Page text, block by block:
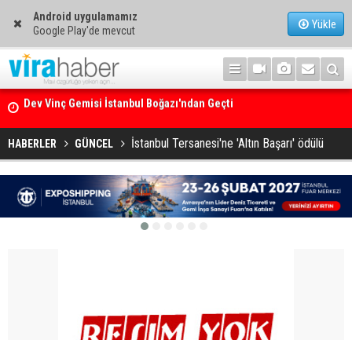
Android uygulamamız
Google Play'de mevcut
Yükle
Ege Denizi’nin En Büyük Mercan Ormanı
HABERLER GÜNCEL İstanbul Tersanesi'ne 'Altın Başarı' ödülü